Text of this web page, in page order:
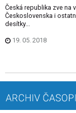
Česká republika zve na
Československa i
desítky...
19. 05. 2018